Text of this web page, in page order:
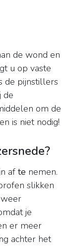
de wond en
u op vaste
de pijnstillers
de
om de
is niet nodig!
af te nemen.
slikken
je
er meer
achter het